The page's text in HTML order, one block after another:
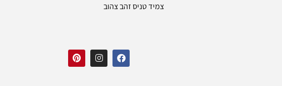
צמיד טניס זהב צהוב